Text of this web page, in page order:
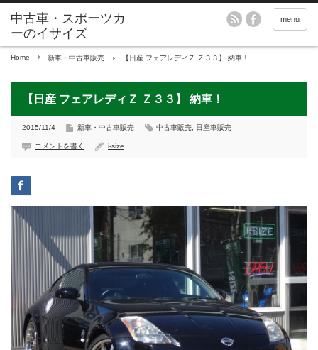
menu
Home 新車・中古車販売 【日産 フェアレディＺ Ｚ３３】 納車！
【日産 フェアレディＺ Ｚ３３】 納車！
2015/11/4 新車・中古車販売 中古車販売 日産車販売
コメントを書く i-size